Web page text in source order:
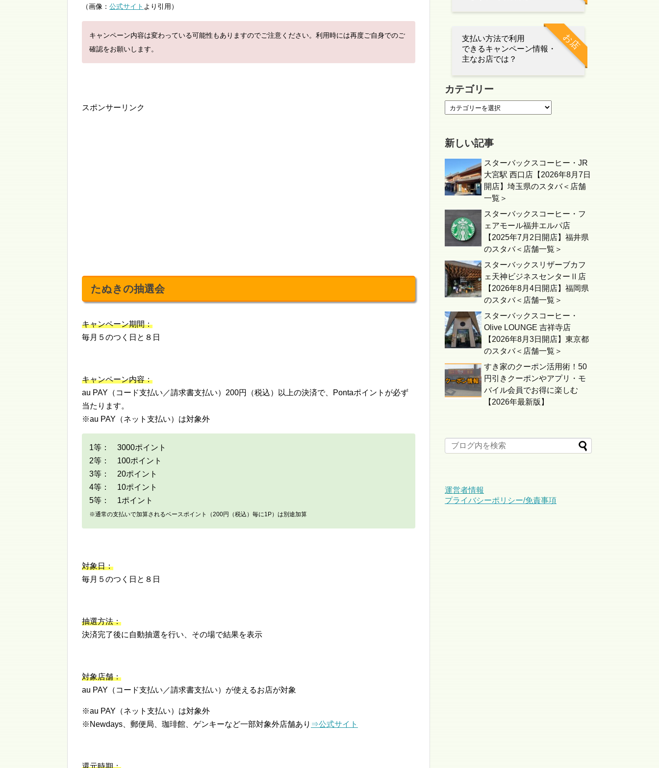
（画像： 公式サイト より引用）
キャンペーン内容は変わっている可能性もありますのでご注意ください。利用時には再度ご自身でのご
確認をお願いします。
スポンサーリンク
たぬきの抽選会
キャンペーン期間：
毎月５のつく日と８日
キャンペーン内容：
au PAY（コード支払い／請求書支払い）200円（税込）以上の決済で、Pontaポイントが必ず
当たります。
※au PAY（ネット支払い）は対象外
1等： 3000ポイント
2等： 100ポイント
3等： 20ポイント
4等： 10ポイント
5等： 1ポイント
※通常の支払いで加算されるベースポイント（200円（税込）毎に1P）は別途加算
対象日：
毎月５のつく日と８日
抽選方法：
決済完了後に自動抽選を行い、その場で結果を表示
対象店舗：
au PAY（コード支払い／請求書支払い）が使えるお店が対象
※au PAY（ネット支払い）は対象外
※Newdays、郵便局、珈琲館、ゲンキーなど一部対象外店舗あり ⇒公式サイト
還元時期：
お店
支払い方法で利用
できるキャンペーン情報・
主なお店では？
カテゴリー
新しい記事
スターバックスコーヒー・JR
大宮駅 西口店【2026年8月7日
開店】埼玉県のスタバ＜店舗
一覧＞
スターバックスコーヒー・フ
ェアモール福井エルパ店
【2025年7月2日開店】福井県
のスタバ＜店舗一覧＞
スターバックスリザーブカフ
ェ天神ビジネスセンターⅡ店
【2026年8月4日開店】福岡県
のスタバ＜店舗一覧＞
スターバックスコーヒー・
Olive LOUNGE 吉祥寺店
【2026年8月3日開店】東京都
のスタバ＜店舗一覧＞
すき家のクーポン活用術！50
円引きクーポンやアプリ・モ
バイル会員でお得に楽しむ
【2026年最新版】
運営者情報
プライバシーポリシー/免責事項